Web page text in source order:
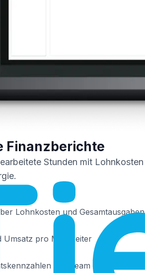
Finanzberichte
Stunden mit
Lohnkosten und Gesamtausgaben
Umsatz pro Mitarbeiter
pro Team